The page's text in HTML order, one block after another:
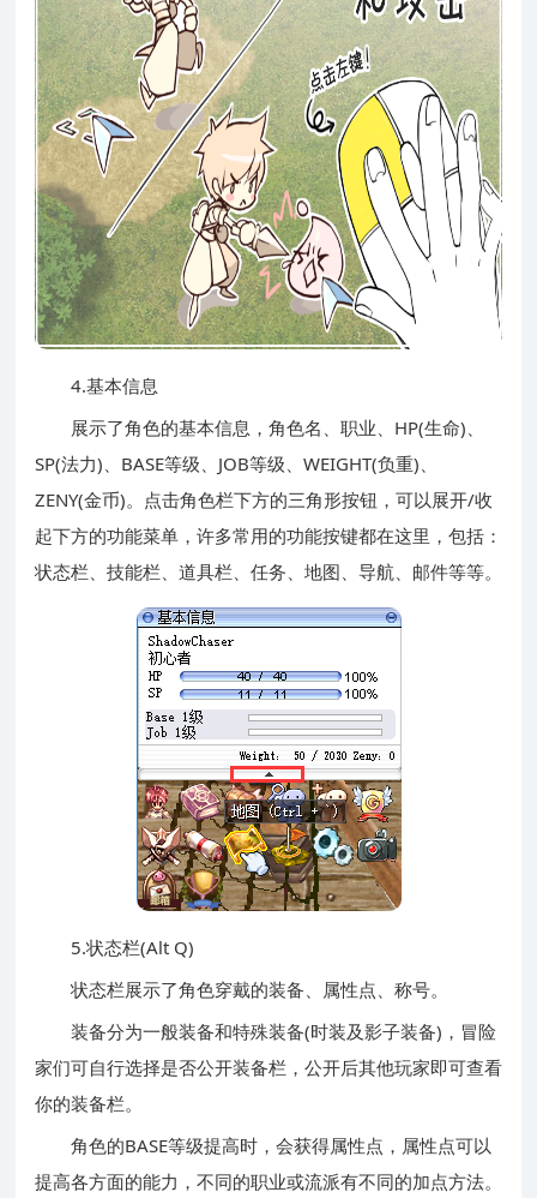
4.基本信息
展示了角色的基本信息，角色名、职业、HP(生命)、
SP(法力)、BASE等级、JOB等级、WEIGHT(负重)、
ZENY(金币)。点击角色栏下方的三角形按钮，可以展开/收
起下方的功能菜单，许多常用的功能按键都在这里，包括：
状态栏、技能栏、道具栏、任务、地图、导航、邮件等等。
5.状态栏(Alt Q)
状态栏展示了角色穿戴的装备、属性点、称号。
装备分为一般装备和特殊装备(时装及影子装备)，冒险
家们可自行选择是否公开装备栏，公开后其他玩家即可查看
你的装备栏。
角色的BASE等级提高时，会获得属性点，属性点可以
提高各方面的能力，不同的职业或流派有不同的加点方法。